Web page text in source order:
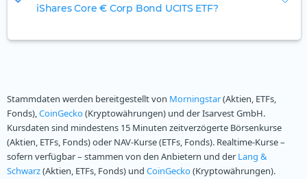
iShares Core € Corp Bond UCITS ETF?
Stammdaten werden bereitgestellt von Morningstar(Aktien, ETFs,
Fonds),CoinGecko(Kryptowährungen) und der Isarvest GmbH.
Kursdaten sind mindestens 15 Minuten zeitverzögerte Börsenkurse
(Aktien, ETFs, Fonds) oder NAV-Kurse (ETFs, Fonds). Realtime-Kurse –
sofern verfügbar – stammen von den Anbietern und der Lang &
Schwarz(Aktien, ETFs, Fonds) und CoinGecko(Kryptowährungen).